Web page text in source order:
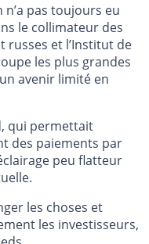
pas toujours eu
le collimateur des
et l’Institut de
les plus grandes
avenir limité en
qui permettait
des paiements par
peu flatteur
les choses et
les investisseurs,